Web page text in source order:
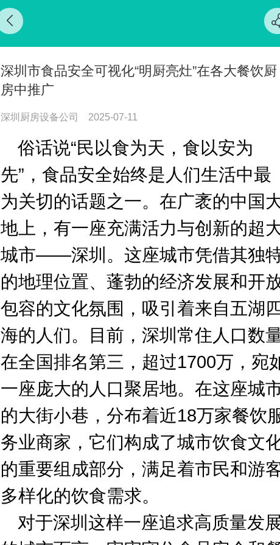
深圳市食品安全可视化“明厨亮灶”在各大餐饮厨
房中推广
深圳厨房设备公司 2025-07-11
俗话说“民以食为天，食以安为
先”，食品安全始终是人们生活中最
为关切的话题之一。在广袤的中国
地上，有一座充满活力与创新的超
城市——深圳。这座城市凭借其独
的地理位置、蓬勃的经济发展和开
包容的文化氛围，吸引着来自五湖
海的人们。目前，深圳常住人口数
在全国排名第三，超过1700万，宛
一座庞大的人口聚居地。在这座城
的大街小巷，分布着近18万家餐饮
务业商家，它们构成了城市饮食文
的重要组成部分，满足着市民和游
多样化的饮食需求。
对于深圳这样一座追求高质量发